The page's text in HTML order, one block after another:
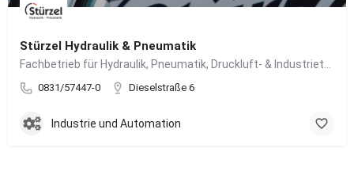
Stürzel Hydraulik & Pneumatik
0831/57447-0 Dieselstraße 6
Industrie und Automation